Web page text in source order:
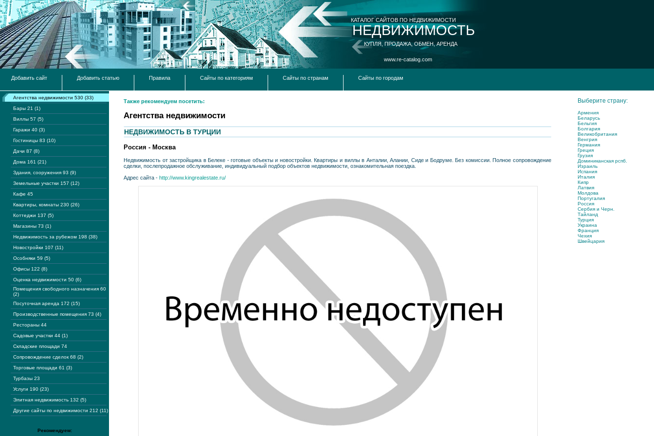
КАТАЛОГ САЙТОВ ПО НЕДВИЖИМОСТИ
НЕДВИЖИМОСТЬ
КУПЛЯ, ПРОДАЖА, ОБМЕН, АРЕНДА
www.re-catalog.com
Добавить сайт Добавить статью Правила Сайты по категориям Сайты по странам Сайты по городам
Агентства недвижимости 530 (33)
Бары 21 (1)
Виллы 57 (5)
Гаражи 40 (3)
Гостиницы 83 (10)
Дачи 87 (8)
Дома 161 (21)
Здания, сооружения 93 (9)
Земельные участки 157 (12)
Кафе 45
Квартиры, комнаты 230 (26)
Коттеджи 137 (5)
Магазины 73 (1)
Недвижимость за рубежом 198 (38)
Новостройки 107 (11)
Особняки 59 (5)
Офисы 122 (8)
Оценка недвижимости 50 (6)
Помещения свободного назначения 60
(2)
Посуточная аренда 172 (15)
Производственные помещения 73 (4)
Рестораны 44
Садовые участки 44 (1)
Складские площади 74
Сопровождение сделок 68 (2)
Торговые площади 61 (3)
Турбазы 23
Услуги 190 (23)
Элитная недвижимость 132 (5)
Другие сайты по недвижимости 212 (11)
Рекомендуем:
Также рекомендуем посетить:
Агентства недвижимости
НЕДВИЖИМОСТЬ В ТУРЦИИ
Россия - Москва
Недвижимость от застройщика в Белеке - готовые объекты и новостройки. Квартиры и виллы в Анталии, Алании, Сиде и Бодруме. Без комиссии. Полное сопровождение
сделки, послепродажное обслуживание, индивидуальный подбор объектов недвижимости, ознакомительная поездка.
Адрес сайта - http://www.kingrealestate.ru/
Выберите страну:
Армения
Беларусь
Бельгия
Болгария
Великобритания
Венгрия
Германия
Греция
Грузия
Доминиканская рспб.
Израиль
Испания
Италия
Кипр
Латвия
Молдова
Португалия
Россия
Сербия и Черн.
Тайланд
Турция
Украина
Франция
Чехия
Швейцария